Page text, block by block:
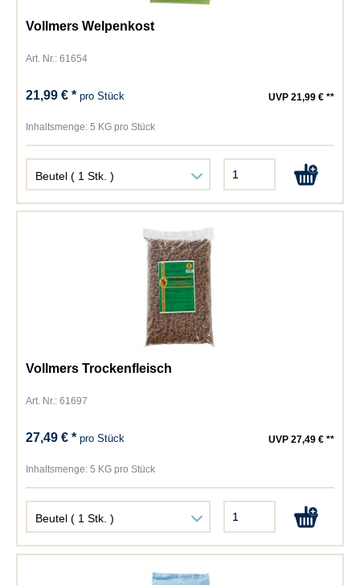
Vollmers Welpenkost
Art. Nr.: 61654
21,99 € *pro Stück UVP 21,99 € **
Inhaltsmenge: 5 KG pro Stück
Vollmers Trockenfleisch
Art. Nr.: 61697
27,49 € *pro Stück UVP 27,49 € **
Inhaltsmenge: 5 KG pro Stück